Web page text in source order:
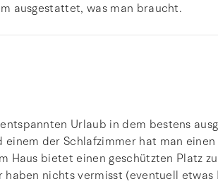
ausgestattet, was man braucht.
Urlaub in dem bestens
einem der Schlafzimmer hat man
Haus bietet einen geschützten Platz
haben nichts vermisst (eventuell